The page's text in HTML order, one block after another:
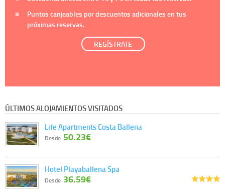
Puntos canjeables por descuentos adicionales en tus
próximas reservas.
REGÍSTRATE
ÚLTIMOS ALOJAMIENTOS VISITADOS
Life Apartments Costa Ballena
Desde 50.23€
Hotel Playaballena Spa
Desde 36.59€